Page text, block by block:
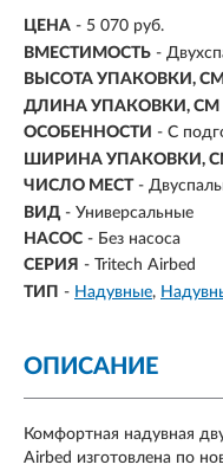
ЦЕНА - 5 070 руб.
ВМЕСТИМОСТЬ -
ВЫСОТА УПАКОВКИ, СМ
ДЛИНА УПАКОВКИ, СМ
ОСОБЕННОСТИ - С
ШИРИНА УПАКОВКИ,
ЧИСЛО МЕСТ -
ВИД - Универсальные
НАСОС - Без насоса
СЕРИЯ - Tritech Airbed
ТИП - Надувные
ОПИСАНИЕ
Комфортная надувная
Airbed изготовлена по